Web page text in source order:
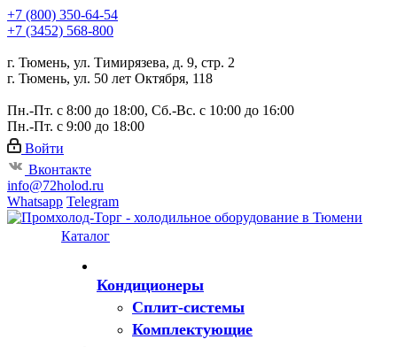
+7 (800) 350-64-54
+7 (3452) 568-800
г. Тюмень, ул. Тимирязева, д. 9, стр. 2
г. Тюмень, ул. 50 лет Октября, 118
Пн.-Пт. с 8:00 до 18:00, Сб.-Вс. с 10:00 до 16:00
Пн.-Пт. с 9:00 до 18:00
Войти
Вконтакте
info@72holod.ru
Whatsapp Telegram
Каталог
Кондиционеры
Сплит-системы
Комплектующие